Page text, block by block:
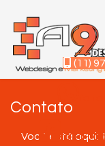
(11)
fa fa-
Contato
Você está aqui: